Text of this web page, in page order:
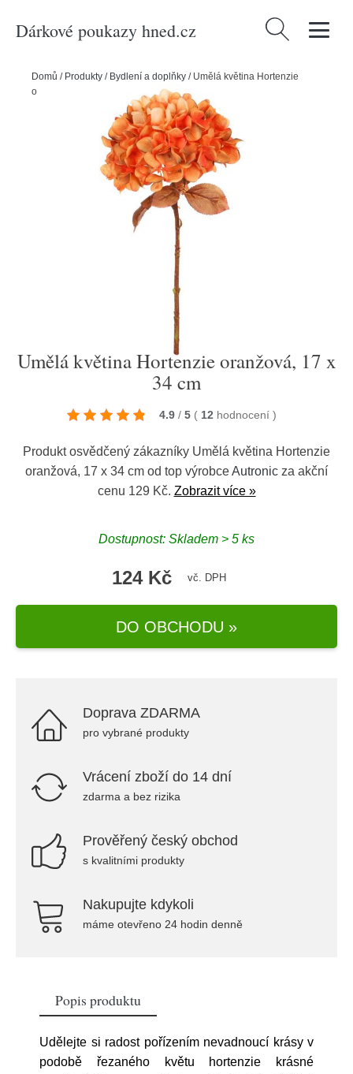
Dárkové poukazy hned.cz Vyhledávání
Domů / Produkty / Bydlení a doplňky / Umělá květina Hortenzie
oranžová, 17 x 34 cm
Umělá květina Hortenzie oranžová, 17 x
34 cm
4.9 / 5 ( 12 hodnocení )
Produkt osvědčený zákazníky Umělá květina Hortenzie
oranžová, 17 x 34 cm od top výrobceAutronic za akční
cenu 129 Kč. Zobrazit více »
Dostupnost: Skladem > 5 ks
124 Kč vč. DPH
DO OBCHODU »
Doprava ZDARMA
pro vybrané produkty
Vrácení zboží do 14 dní
zdarma a bez rizika
Prověřený český obchod
s kvalitními produkty
Nakupujte kdykoli
máme otevřeno 24 hodin denně
Popis produktu
Udělejte si radost pořízením nevadnoucí krásy v
podobě řezaného květu hortenzie krásné